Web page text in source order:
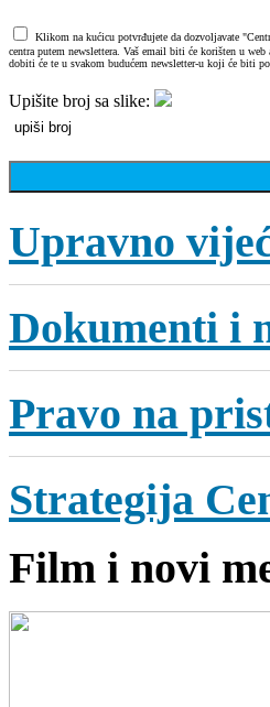
Klikom na kućicu potvrđujete da dozvoljavate
centra putem newslettera. Vaš email biti će korišten u
dobiti će te u svakom budućem newsletter-u koji će biti
Upišite broj sa slike:
Upravno
Dokumenti i
Pravo na
Strategija
Film i novi